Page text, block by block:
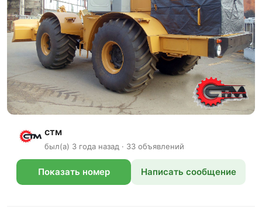
стм
был(а) 3 года назад · 33 объявлений
Показать номер Написать сообщение